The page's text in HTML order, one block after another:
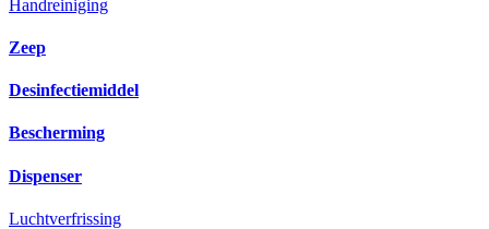
Handreiniging
Zeep
Desinfectiemiddel
Bescherming
Dispenser
Luchtverfrissing